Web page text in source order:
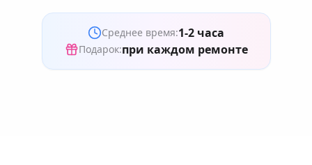
Среднее время:1-2 часа
Подарок:при каждом ремонте